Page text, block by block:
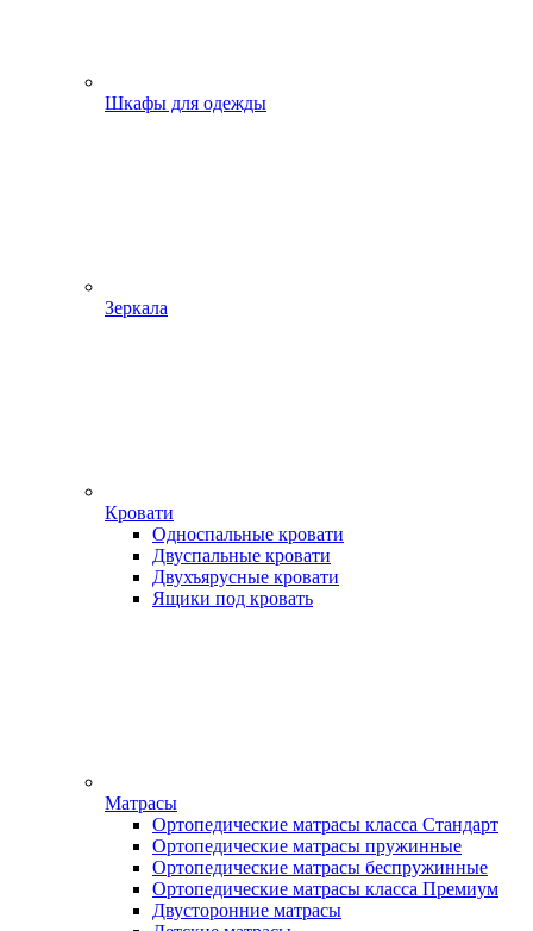
Шкафы для одежды
Зеркала
Кровати
Односпальные кровати
Двуспальные кровати
Двухъярусные кровати
Ящики под кровать
Матрасы
Ортопедические матрасы класса Стандарт
Ортопедические матрасы пружинные
Ортопедические матрасы беспружинные
Ортопедические матрасы класса Премиум
Двусторонние матрасы